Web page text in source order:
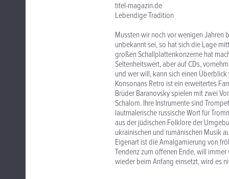
titel-magazin.de
Lebendige Tradition
Mussten wir noch vor wenigen
unbekannt sei, so hat sich die Lage
großen Schallplattenkonzerne hat
Seltenheitswert, aber auf CDs,
und wer will, kann sich einen
Konsonans Retro ist ein erweitertes
Brüder Baranovsky spielen mit zwei
Schalom. Ihre Instrumente sind
lautmalerische russische Wort für
aus der jüdischen Folklore der
ukrainischen und rumänischen Musik
Eigenart ist die Amalgamierung von
Tendenz zum offenen Ende, will
wieder beim Anfang einsetzt, wird es